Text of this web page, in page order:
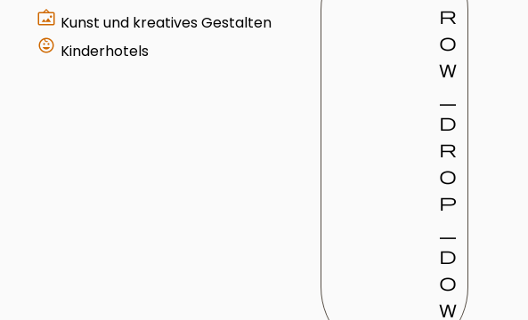
wall_art Kunst und kreatives Gestalten
child_care Kinderhotels
r
o
w
d
r
o
p
d
o
w